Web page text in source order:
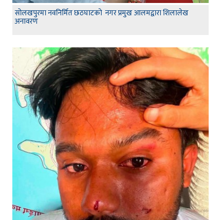
सोलखपुरमा नवनिर्मित छठघाटको नगर प्रमुख आलमद्वारा शिलालेख
अनावरण